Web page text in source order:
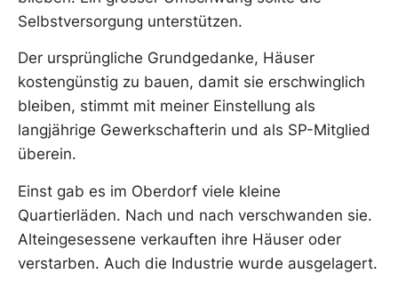
Selbstversorgung unterstützen.
Der ursprüngliche Grundgedanke, Häuser
kostengünstig zu bauen, damit sie erschwinglich
bleiben, stimmt mit meiner Einstellung als
langjährige Gewerkschafterin und als SP-Mitglied
überein.
Einst gab es im Oberdorf viele kleine
Quartierläden. Nach und nach verschwanden sie.
Alteingesessene verkauften ihre Häuser oder
verstarben. Auch die Industrie wurde ausgelagert.